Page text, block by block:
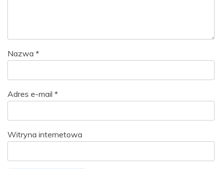
Nazwa *
Adres e-mail *
Witryna internetowa